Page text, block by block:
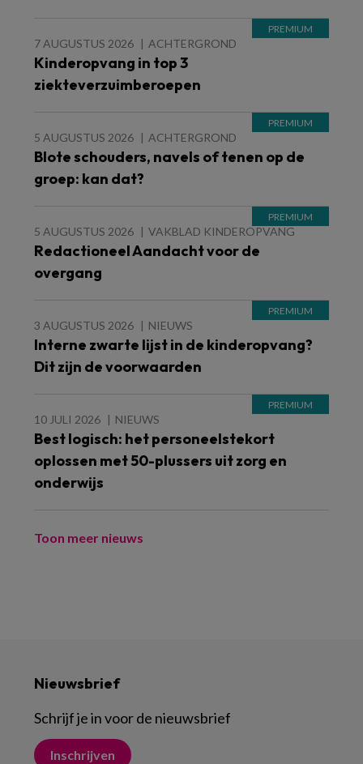
7 AUGUSTUS 2026 ACHTERGROND
Kinderopvang in top 3
ziekteverzuimberoepen
5 AUGUSTUS 2026 ACHTERGROND
Blote schouders, navels of tenen op de
groep: kan dat?
5 AUGUSTUS 2026 VAKBLAD KINDEROPVANG
Redactioneel Aandacht voor de
overgang
3 AUGUSTUS 2026 NIEUWS
Interne zwarte lijst in de kinderopvang?
Dit zijn de voorwaarden
10 JULI 2026 NIEUWS
Best logisch: het personeelstekort
oplossen met 50-plussers uit zorg en
onderwijs
Toon meer nieuws
Nieuwsbrief
Schrijf je in voor de nieuwsbrief
Inschrijven